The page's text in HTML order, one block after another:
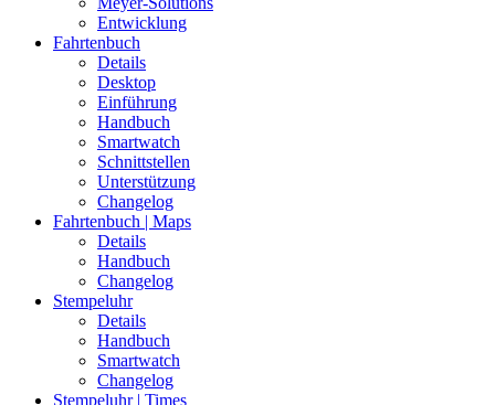
Entwicklung
Fahrtenbuch
Details
Desktop
Einführung
Handbuch
Smartwatch
Schnittstellen
Unterstützung
Changelog
Fahrtenbuch | Maps
Details
Handbuch
Changelog
Stempeluhr
Details
Handbuch
Smartwatch
Changelog
Stempeluhr | Times